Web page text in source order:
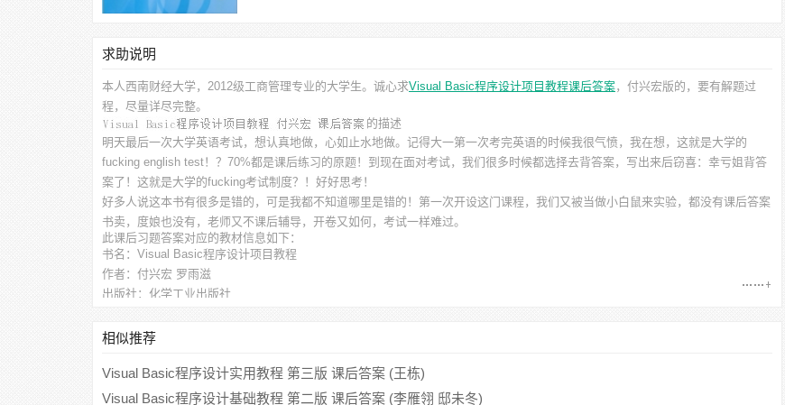
求助说明
本人西南财经大学，2012级工商管理专业的大学生。诚心求Visual Basic程序设计项目教程课后答案，付兴宏版的，要有解题过
程，尽量详尽完整。
的描述
明天最后一次大学英语考试，想认真地做，心如止水地做。记得大一第一次考完英语的时候我很气愤，我在想，这就是大学的
fucking english test！？70%都是课后练习的原题！到现在面对考试，我们很多时候都选择去背答案，写出来后窃喜：幸亏姐背答
案了！这就是大学的fucking考试制度？！好好思考！
好多人说这本书有很多是错的，可是我都不知道哪里是错的！第一次开设这门课程，我们又被当做小白鼠来实验，都没有课后答案
书卖，度娘也没有，老师又不课后辅导，开卷又如何，考试一样难过。
此课后习题答案对应的教材信息如下：
书名：Visual Basic程序设计项目教程
作者：付兴宏 罗雨滋
出版社：化学工业出版社
相似推荐
Visual Basic程序设计实用教程 第三版 课后答案 (王栋)
Visual Basic程序设计基础教程 第二版 课后答案 (李雁翎 邸未冬)